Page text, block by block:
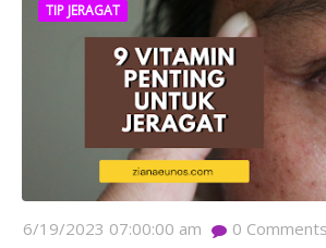
TIP JERAGAT
6/19/2023 07:00:00 am 0 Comments